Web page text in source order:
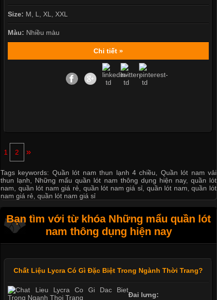
Size: M, L, XL, XXL
Màu: Nhiều màu
Chi tiết »
1 2 »
Tags keywords: Quần lót nam thun lạnh 4 chiều
Quần lót nam vải
thun lạnh
Những mẩu quần lót nam thông dụng hiện nay, quần lót
nam
quần lót nam giá rẻ quần lót nam giá sỉ quần lót nam ,quần lót
nam giá rẻ quần lót nam giá sỉ
Bạn tìm với từ khóa Những mẩu quần lót
nam thông dụng hiện nay
Chất Liệu Lycra Có Gì Đặc Biệt Trong Ngành Thời Trang?
Đai lưng: